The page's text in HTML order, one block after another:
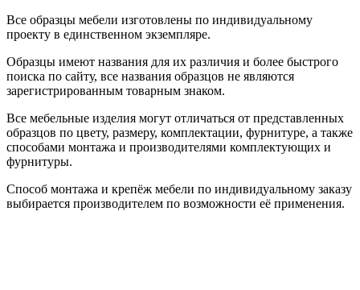
Все образцы мебели изготовлены по индивидуальному
проекту в единственном экземпляре.
Образцы имеют названия для их различия и более быстрого
поиска по сайту, все названия образцов не являются
зарегистрированным товарным знаком.
Все мебельные изделия могут отличаться от представленных
образцов по цвету, размеру, комплектации, фурнитуре, а также
способами монтажа и производителями комплектующих и
фурнитуры.
Способ монтажа и крепёж мебели по индивидуальному заказу
выбирается производителем по возможности её применения.